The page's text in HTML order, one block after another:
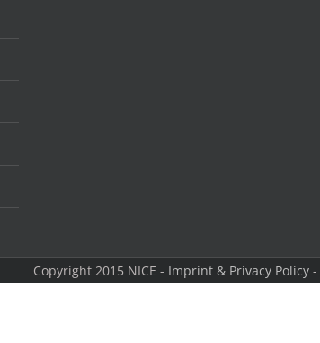
Copyright 2015 NICE - Imprint & Privacy Policy-